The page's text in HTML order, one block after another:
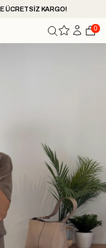
ÜCRETSİZ KARGO!
0